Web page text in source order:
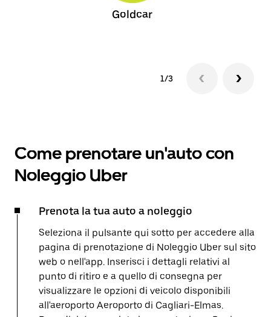
Goldcar
1/3
Come prenotare un'auto con
Noleggio Uber
Prenota la tua auto a noleggio
Seleziona il pulsante qui sotto per accedere alla
pagina di prenotazione di Noleggio Uber sul sito
web o nell'app. Inserisci i dettagli relativi al
punto di ritiro e a quello di consegna per
visualizzare le opzioni di veicolo disponibili
all'aeroporto Aeroporto di Cagliari-Elmas.